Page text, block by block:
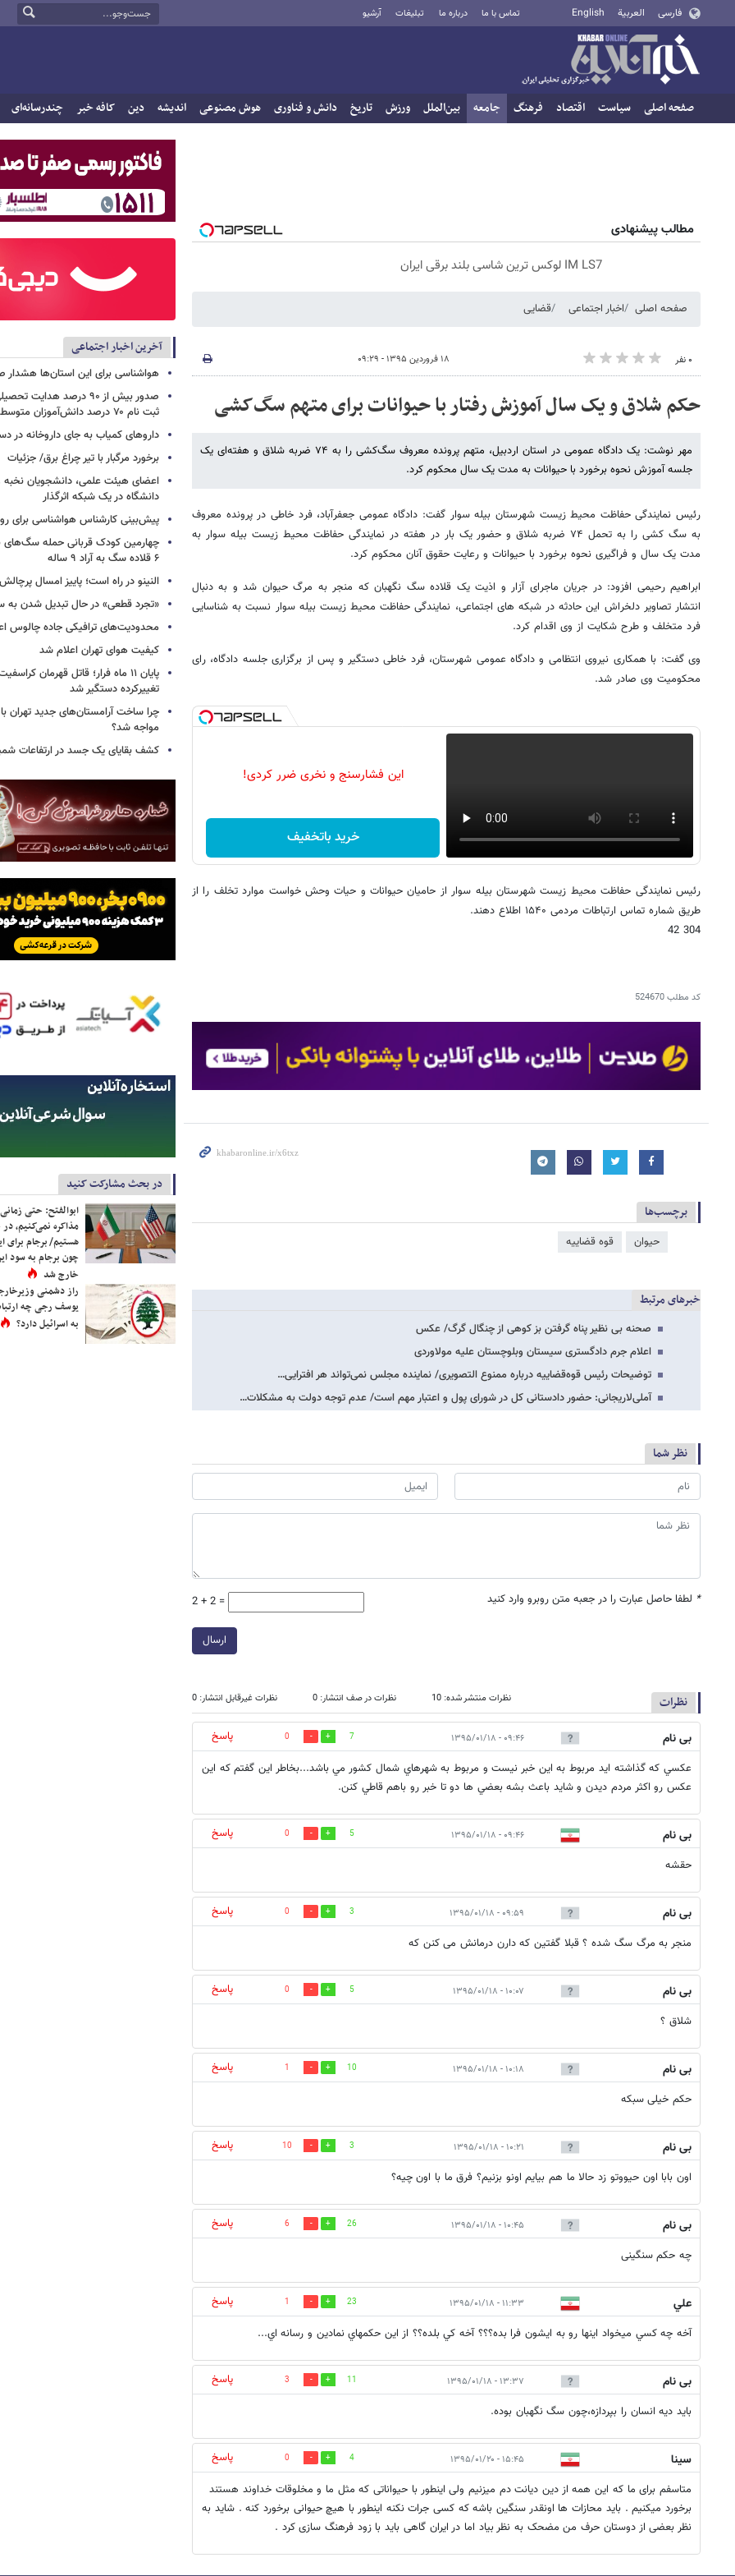
فارسی العربية English تماس با ما درباره ما تبلیغات آرشیو
صفحه اصلی سیاست اقتصاد فرهنگ جامعه بین‌الملل ورزش تاریخ دانش و فناوری هوش مصنوعی اندیشه دین کافه خبر چندرسانه‌ای
مطالب پیشنهادی
IM LS7 لوکس ترین شاسی بلند برقی ایران
صفحه اصلی اخبار اجتماعی قضایی
۰ نفر ۱۸ فروردین ۱۳۹۵ - ۰۹:۲۹
حکم شلاق و یک سال آموزش رفتار با حیوانات برای متهم سگ‌کشی
مهر نوشت: یک دادگاه عمومی در استان اردبیل، متهم پرونده معروف سگ‌کشی را به ۷۴ ضربه شلاق و هفته‌ای یک
جلسه آموزش نحوه برخورد با حیوانات به مدت یک سال محکوم کرد.
رئیس نمایندگی حفاظت محیط زیست شهرستان بیله سوار گفت: دادگاه عمومی جعفرآباد، فرد خاطی در پرونده معروف
به سگ کشی را به تحمل ۷۴ ضربه شلاق و حضور یک بار در هفته در نمایندگی حفاظت محیط زیست بیله سوار به
مدت یک سال و فراگیری نحوه برخورد با حیوانات و رعایت حقوق آنان محکوم کرد.
ابراهیم رحیمی افزود: در جریان ماجرای آزار و اذیت یک قلاده سگ نگهبان که منجر به مرگ حیوان شد و به دنبال
انتشار تصاویر دلخراش این حادثه در شبکه های اجتماعی، نمایندگی حفاظت محیط زیست بیله سوار نسبت به شناسایی
فرد متخلف و طرح شکایت از وی اقدام کرد.
وی گفت: با همکاری نیروی انتظامی و دادگاه عمومی شهرستان، فرد خاطی دستگیر و پس از برگزاری جلسه دادگاه، رای
محکومیت وی صادر شد.
این فشارسنج و نخری ضرر کردی!
خرید باتخفیف
رئیس نمایندگی حفاظت محیط زیست شهرستان بیله سوار از حامیان حیوانات و حیات وحش خواست موارد تخلف را از
طریق شماره تماس ارتباطات مردمی ۱۵۴۰ اطلاع دهند.
304 42
کد مطلب524670
برچسب‌ها
حیوان قوه قضاییه
خبرهای مرتبط
صحنه بی نظیر پناه گرفتن بز کوهی از چنگال گرگ/ عکس
اعلام جرم دادگستری سیستان وبلوچستان علیه مولاوردی
توضیحات رئیس قوه‌قضاییه درباره ممنوع التصویری/ نماینده مجلس نمی‌تواند هر افترایی…
آملی‌لاریجانی: حضور دادستانی کل در شورای پول و اعتبار مهم است/ عدم توجه دولت به مشکلات…
نظر شما
* لطفا حاصل عبارت را در جعبه متن روبرو وارد کنید 2 + 2 =
ارسال
نظرات نظرات منتشر شده: 10 نظرات در صف انتشار: 0 نظرات غیرقابل انتشار: 0
بی نام ۰۹:۴۶ - ۱۳۹۵/۰۱/۱۸ 7
0
پاسخ
عكسي كه گذاشته ايد مربوط به اين خبر نيست و مربوط به شهرهاي شمال كشور مي باشد...بخاطر اين گفتم كه اين
عكس رو اكثر مردم ديدن و شايد باعث بشه بعضي ها دو تا خبر رو باهم قاطي كنن.
بی نام ۰۹:۴۶ - ۱۳۹۵/۰۱/۱۸ 5
0
پاسخ
حقشه
بی نام ۰۹:۵۹ - ۱۳۹۵/۰۱/۱۸ 3
0
پاسخ
منجر به مرگ سگ شده ؟ قبلا گفتین که دارن درمانش می کنن که
بی نام ۱۰:۰۷ - ۱۳۹۵/۰۱/۱۸ 5
0
پاسخ
شلاق ؟
بی نام ۱۰:۱۸ - ۱۳۹۵/۰۱/۱۸ 10
1
پاسخ
حکم خیلی سبکه
بی نام ۱۰:۲۱ - ۱۳۹۵/۰۱/۱۸ 3
10
پاسخ
اون بابا اون حیووتو زد حالا ما هم بیایم اونو بزنیم؟ فرق ما با اون چیه؟
بی نام ۱۰:۴۵ - ۱۳۹۵/۰۱/۱۸ 26
6
پاسخ
چه حکم سنگینی
علي ۱۱:۳۳ - ۱۳۹۵/۰۱/۱۸ 23
1
پاسخ
آخه چه كسي ميخواد اينها رو به ايشون فرا بده؟؟؟ آخه كي بلده؟؟ از اين حكمهاي نمادين و رسانه اي...
بی نام ۱۳:۳۷ - ۱۳۹۵/۰۱/۱۸ 11
3
پاسخ
باید دیه انسان را بپردازه،چون سگ نگهبان بوده.
سینا ۱۵:۴۵ - ۱۳۹۵/۰۱/۲۰ 4
0
پاسخ
متاسفم برای ما که این همه از دین دیانت دم میزنیم ولی اینطور با حیواناتی که مثل ما و مخلوقات خداوند هستند
برخورد میکنیم . باید محازات ها اونقدر سنگین باشه که کسی جرات نکنه اینطور با هیچ حیوانی برخورد کنه . شاید به
نظر بعضی از دوستان حرف من مضحک به نظر بیاد اما در ایران گاهی باید با زود فرهنگ سازی کرد .
آخرین اخبار اجتماعی
هواشناسی برای این استان‌ها هشدار
صدور بیش از ۹۰ درصد
ثبت نام ۷۰ درصد دانش‌آموزان متوسطه اول
داروهای کمیاب به جای داروخانه در
برخورد مرگبار با تیر چراغ برق/ جزئیات
اعضای هیئت علمی، دانشجویان نخبه
دانشگاه در یک شبکه‌ اثرگذار
پیش‌بینی کارشناس هواشناسی برای
چهارمین کودک قربانی حمله سگ‌های
۶ قلاده سگ به آراد ۹ ساله
النینو در راه است؛ پاییز امسال
«تجرد قطعی» در حال تبدیل شدن
محدودیت‌های ترافیکی جاده چالوس
کیفیت هوای تهران اعلام شد
پایان ۱۱ ماه فرار؛ قاتل قهرمان
تغییرکرده دستگیر شد
چرا ساخت آرامستان‌های جدید تهران
مواجه شد؟
کشف بقایای یک جسد در ارتفاعات
در بحث مشارکت کنید
ابوالفتح: حتی
مذاکره نمی‌کنیم،
هستیم/ برجام برای
چون برجام به سود
خارج شد
راز دشمنی
یوسف رجی چه
به اسرائیل دارد؟